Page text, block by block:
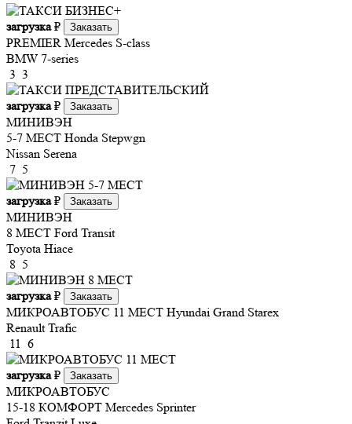
загрузка₽ Заказать
PREMIER Mercedes S-class
BMW 7-series
3 3
загрузка₽ Заказать
МИНИВЭН
5-7 МЕСТ Honda Stepwgn
Nissan Serena
7 5
загрузка₽ Заказать
МИНИВЭН
8 МЕСТ Ford Transit
Toyota Hiace
8 5
загрузка₽ Заказать
МИКРОАВТОБУС 11 МЕСТ Hyundai Grand Starex
Renault Trafic
11 6
загрузка₽ Заказать
МИКРОАВТОБУС
15-18 КОМФОРТ Mercedes Sprinter